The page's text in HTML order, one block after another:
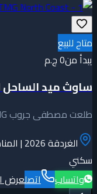
متاح للبيع
يبدأ من0 ج.م
ساوث ميد
طلعت مصطفى جروب TMG
الغردقة 2026 | المناطق والمشروعات والأسعار ودليل الشراء
سكني
واتساب
اتصلعرض